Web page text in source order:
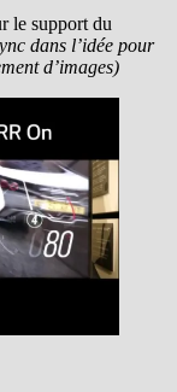
le support du
dans l’idée pour
d’images)